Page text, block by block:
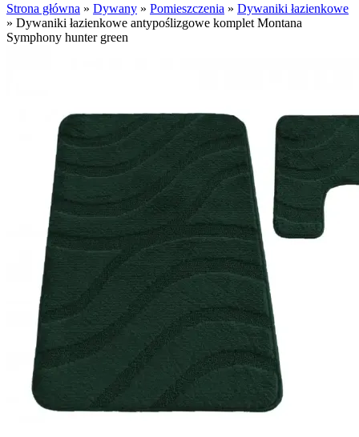
Strona główna » Dywany » Pomieszczenia » Dywaniki łazienkowe
» Dywaniki łazienkowe antypoślizgowe komplet Montana
Symphony hunter green